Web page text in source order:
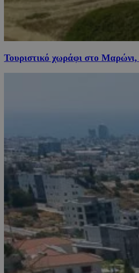
Τουριστικό χωράφι στο